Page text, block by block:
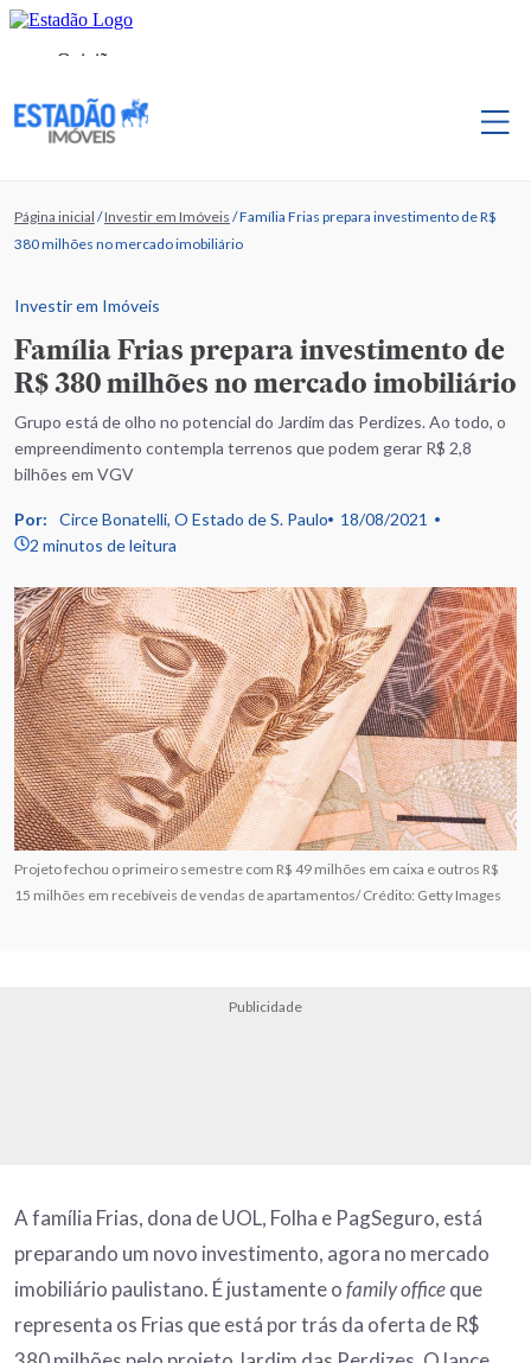
Página inicial /Investir em Imóveis /Família Frias prepara investimento de R$
380 milhões no mercado imobiliário
Investir em Imóveis
Família Frias prepara investimento de
R$ 380 milhões no mercado imobiliário
Grupo está de olho no potencial do Jardim das Perdizes. Ao todo, o
empreendimento contempla terrenos que podem gerar R$ 2,8
bilhões em VGV
Por: Circe Bonatelli, O Estado de S. Paulo
18/08/2021
2 minutos de leitura
Projeto fechou o primeiro semestre com R$ 49 milhões em caixa e outros R$
15 milhões em recebíveis de vendas de apartamentos/ Crédito: Getty Images
Publicidade
A família Frias, dona de UOL, Folha e PagSeguro, está
preparando um novo investimento, agora no mercado
imobiliário paulistano. É justamente ofamily officeque
representa os Frias que está por trás da oferta de R$